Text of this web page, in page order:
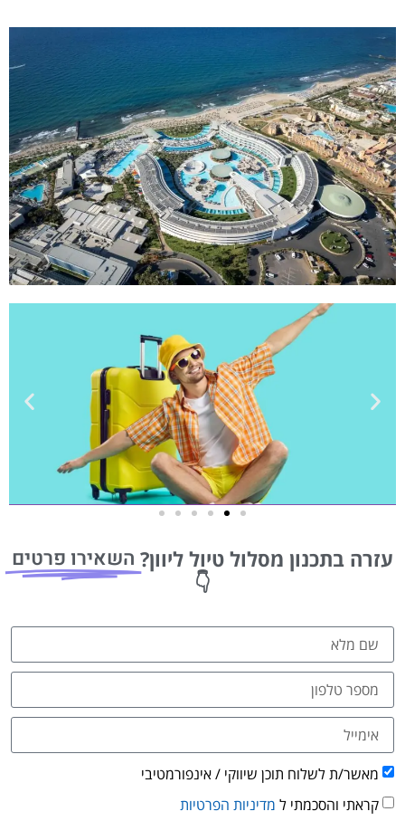
מציאת
לחצו
עזרה בתכנון מסלול טיול ליוון? השאירו פרטים
👇
מאשר/ת לשלוח תוכן שיווקי / אינפורמטיבי
קראתי והסכמתי ל מדיניות הפרטיות